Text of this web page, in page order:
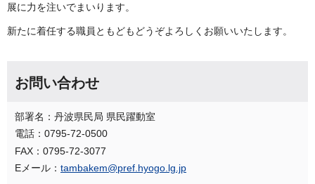
展に力を注いでまいります。
新たに着任する職員ともどもどうぞよろしくお願いいたします。
お問い合わせ
部署名：丹波県民局 県民躍動室
電話：0795-72-0500
FAX：0795-72-3077
Eメール： tambakem@pref.hyogo.lg.jp